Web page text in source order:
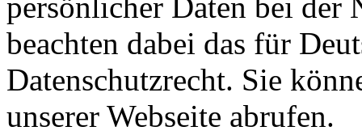
persönlicher Daten bei der
beachten dabei das für
Datenschutzrecht. Sie
unserer Webseite abrufen.